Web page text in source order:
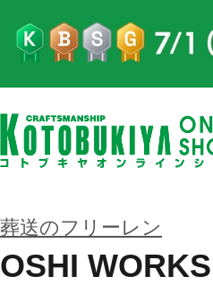
葬送のフリーレン
OSHI